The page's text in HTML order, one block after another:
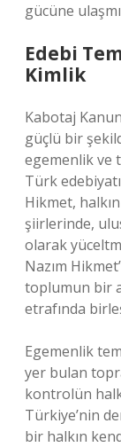
gücüne
Edebi
Kimlik
Kabotaj
güçlü bir
egemenlik ve
Türk
Hikmet,
şiirlerinde,
olarak
Nazım
toplumun bir
etrafında
Egemenlik
yer bulan
kontrolün
Türkiye’nin
bir halkın